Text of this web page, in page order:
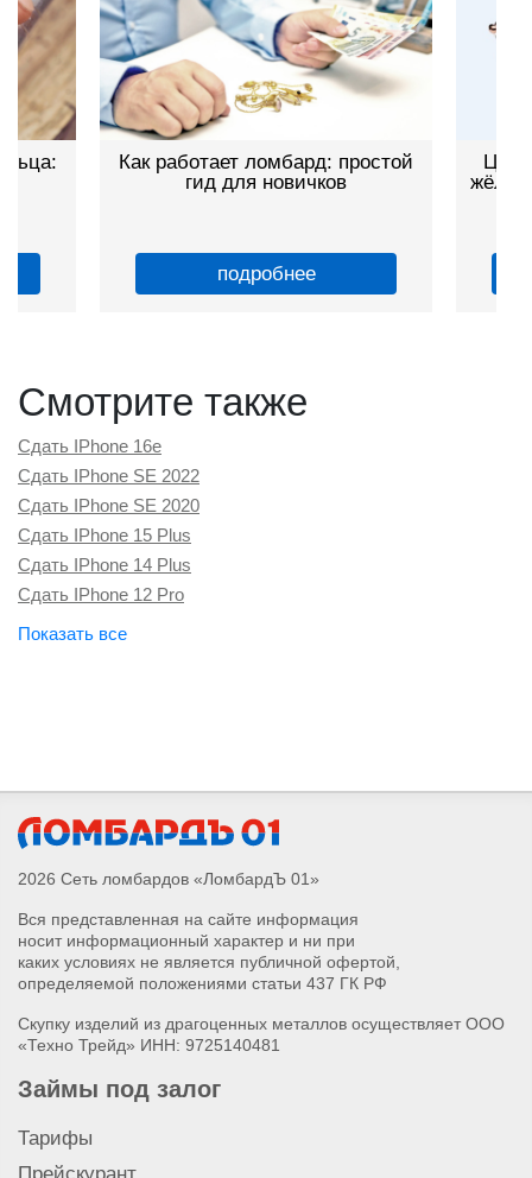
Как работает ломбард: простой
гид для новичков
подробнее
Цвет
жёлтое,
Смотрите также
Сдать IPhone 16e
Сдать IPhone SE 2022
Сдать IPhone SE 2020
Сдать IPhone 15 Plus
Сдать IPhone 14 Plus
Сдать IPhone 12 Pro
Сдать IPhone 16 Plus
Сдать наушники Airpods 4
Сдать Apple Watch Series 5
Сдать Apple Watch Series 6
Сдать Apple Watch Series 7
Сдать Apple Watch Series 8
Сдать Apple Watch Series SE 2
Сдать IPad Pro
Сдать IPhone 11
2026 Сеть ломбардов «ЛомбардЪ 01»
Вся представленная на сайте информация
носит информационный характер и ни при
каких условиях не является публичной офертой,
определяемой положениями статьи 437 ГК РФ
Скупку изделий из драгоценных металлов осуществляет ООО
«Техно Трейд» ИНН: 9725140481
Займы под залог
Тарифы